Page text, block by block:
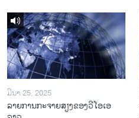
ມີນາ 25, 2025
ລາຍການກະຈາຍສຽງຂອງວີໂອເອ